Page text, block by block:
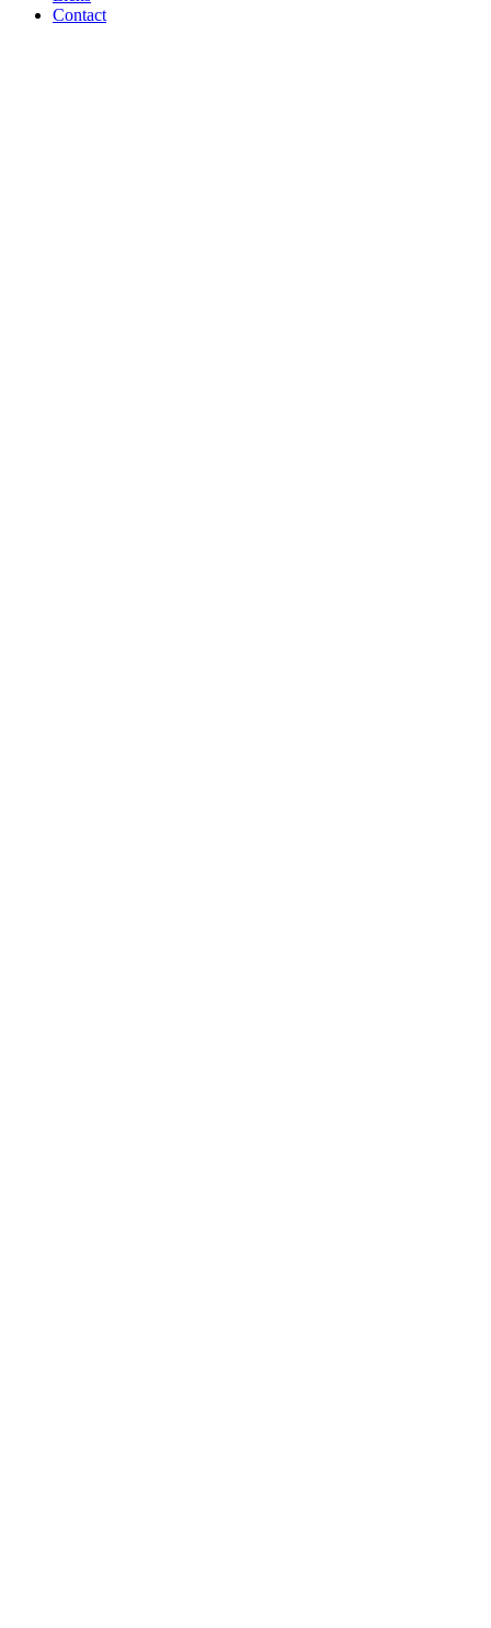
Contact